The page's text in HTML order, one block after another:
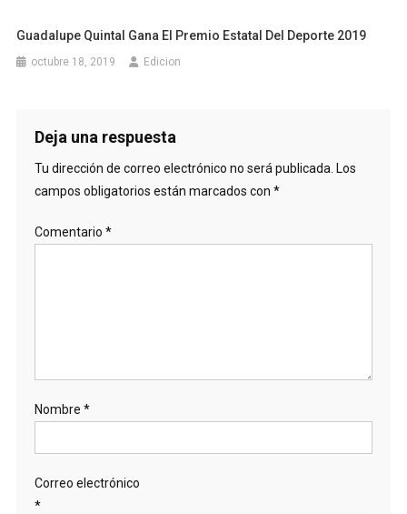
Guadalupe Quintal Gana El Premio Estatal Del Deporte 2019
octubre 18, 2019 Edicion
Deja una respuesta
Tu dirección de correo electrónico no será publicada. Los
campos obligatorios están marcados con *
Comentario *
Nombre *
Correo electrónico
*